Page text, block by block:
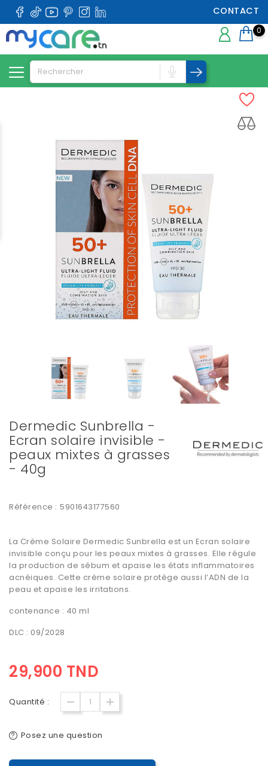
CONTACT
0
Dermedic Sunbrella -
Ecran solaire invisible -
peaux mixtes à grasses
- 40g
Référence : 5901643177560
La Crème Solaire Dermedic Sunbrella est un Ecran solaire
invisible conçu pour les peaux mixtes à grasses. Elle régule
la production de sébum et apaise les états inflammatoires
acnéiques. Cette crème solaire protège aussi l’ADN de la
peau et apaise les irritations.
contenance : 40 ml
DLC : 09/2028
29,900 TND
Quantité :
Posez une question